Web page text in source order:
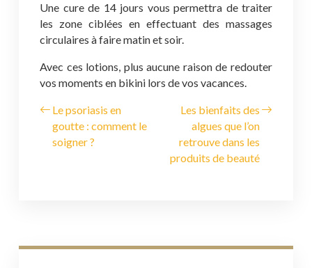
Une cure de 14 jours vous permettra de traiter
les zone ciblées en effectuant des massages
circulaires à faire matin et soir.
Avec ces lotions, plus aucune raison de redouter
vos moments en bikini lors de vos vacances.
Le psoriasis en
goutte : comment le
soigner ?
Les bienfaits des
algues que l’on
retrouve dans les
produits de beauté